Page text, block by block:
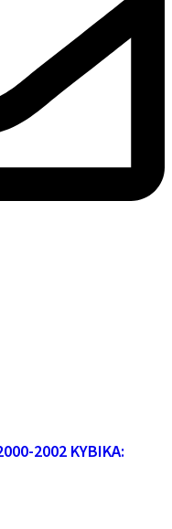
2002 ΚΥΒΙΚΑ: